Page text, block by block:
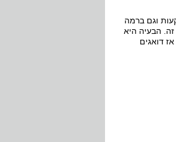
וגם ברמה
זה. הבעיה היא
דואגים